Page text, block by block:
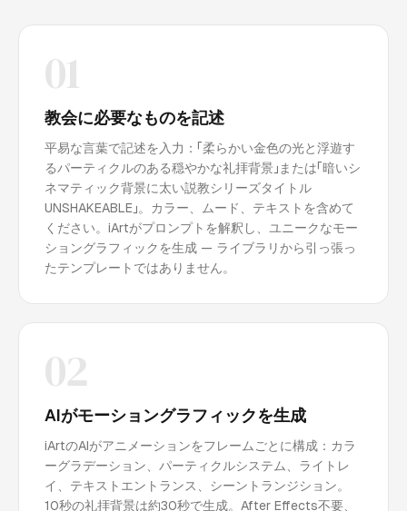
01
教会に必要なものを記述
平易な言葉で記述を入力：「柔らかい金色の光と浮遊す
るパーティクルのある穏やかな礼拝背景」または「暗いシ
ネマティック背景に太い説教シリーズタイトル
UNSHAKEABLE」。カラー、ムード、テキストを含めて
ください。iArtがプロンプトを解釈し、ユニークなモー
ショングラフィックを生成 — ライブラリから引っ張っ
たテンプレートではありません。
02
AIがモーショングラフィックを生成
iArtのAIがアニメーションをフレームごとに構成：カラ
ーグラデーション、パーティクルシステム、ライトレ
イ、テキストエントランス、シーントランジション。
10秒の礼拝背景は約30秒で生成。After Effects不要、